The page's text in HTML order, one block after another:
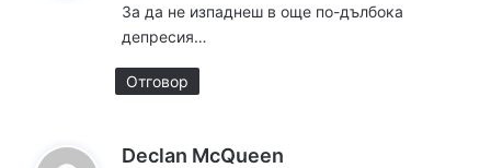
а
За да не изпаднеш в още по-дълбока
депресия…
Отговор
Declan McQueen